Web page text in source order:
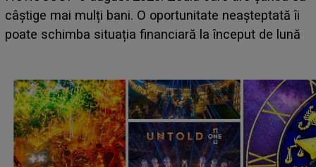
îi
lună
scena principală a festivalului Zara
suedeză a ajuns deja în România și s-a